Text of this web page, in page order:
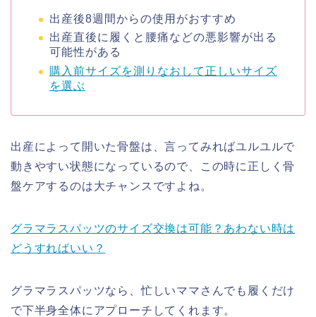
出産後8週間からの使用がおすすめ
出産直後に履くと腰痛などの悪影響が出る
可能性がある
購入前サイズを測りなおして正しいサイズ
を選ぶ
出産によって開いた骨盤は、言ってみればユルユルで
動きやすい状態になっているので、
この時に正しく骨
盤ケアするのは大チャンスですよね。
グラマラスパッツのサイズ交換は可能？あわない時は
どうすればいい？
グラマラスパッツなら、忙しいママさんでも履くだけ
で下半身全体にアプローチしてくれます。